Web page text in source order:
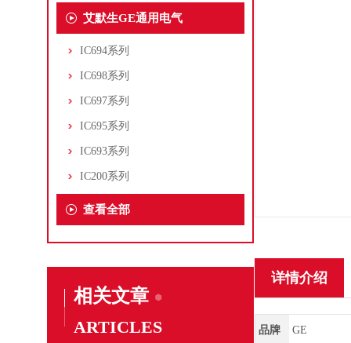
艾默生GE通用电气
IC694系列
IC698系列
IC697系列
IC695系列
IC693系列
IC200系列
查看全部
相关文章
ARTICLES
详情介绍
品牌 GE